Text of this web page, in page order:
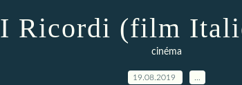
I Ricordi (film
cinéma
19.08.2019